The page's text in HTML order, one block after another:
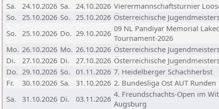
Sa.
24.10.2026 Sa. 24.10.2026 Vierermannschaftsturnier
So. 25.10.2026 So. 25.10.2026 Österreichische
So. 25.10.2026 Do. 29.10.2026 09 NL Pandiyar Memorial
Tournament-2026
Mo. 26.10.2026 Mo. 26.10.2026 Österreichische
Di.
27.10.2026 Di. 27.10.2026 Österreichische
Do. 29.10.2026 So. 01.11.2026 7. Heidelberger Schachherbst
Fr.
30.10.2026 Sa. 31.10.2026 2. Bundesliga Ost AUT Runden
Sa.
31.10.2026 Di. 03.11.2026 4. Freundschachts-Open im
Augsburg